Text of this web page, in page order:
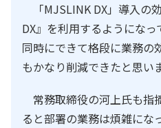
「MJSLINK DX」導入の
DX』を利用するようにな
同時にできて格段に業務の
もかなり削減できたと思い
常務取締役の河上氏も指
ると部署の業務は煩雑にな